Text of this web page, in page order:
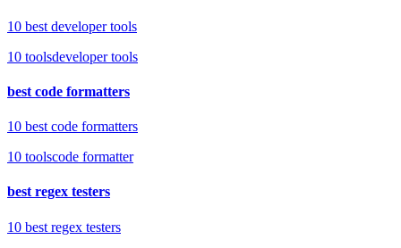
10 best developer tools
10 toolsdeveloper tools
best code formatters
10 best code formatters
10 toolscode formatter
best regex testers
10 best regex testers